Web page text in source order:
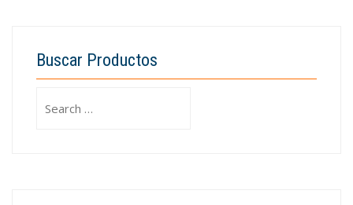
Buscar Productos
for: